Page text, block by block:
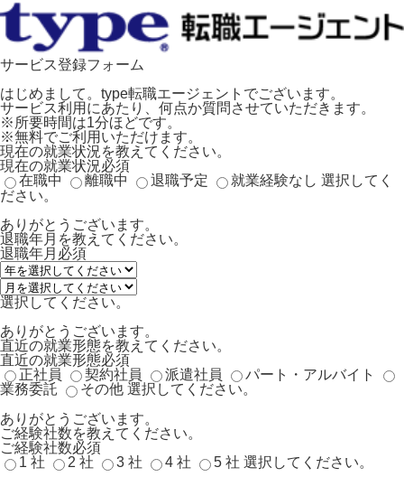
サービス登録フォーム
はじめまして。type転職エージェントでございます。
サービス利用にあたり、何点か質問させていただきます。
※所要時間は1分ほどです。
※無料でご利用いただけます。
現在の就業状況を教えてください。
現在の就業状況必須
在職中
離職中 退職予定 就業経験なし 選択してく
ださい。
ありがとうございます。
退職年月を教えてください。
退職年月 必須
選択してください。
ありがとうございます。
直近の就業形態を教えてください。
直近の就業形態必須
正社員
契約社員 派遣社員
パート・アルバイト
業務委託
その他 選択してください。
ありがとうございます。
ご経験社数を教えてください。
ご経験社数必須
1 社
2 社 3 社 4 社 5 社 選択してください。